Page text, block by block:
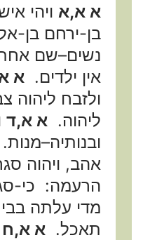
א א,א ויהי
בן-ירחם בן-
נשים–שם אחת
אין ילדים.א
ולזבח ליהוה
ליהוה.א א,ד
אהב, ויהוה
הרעמה: כי-
מדי עלתה
תאכל.א א,ח